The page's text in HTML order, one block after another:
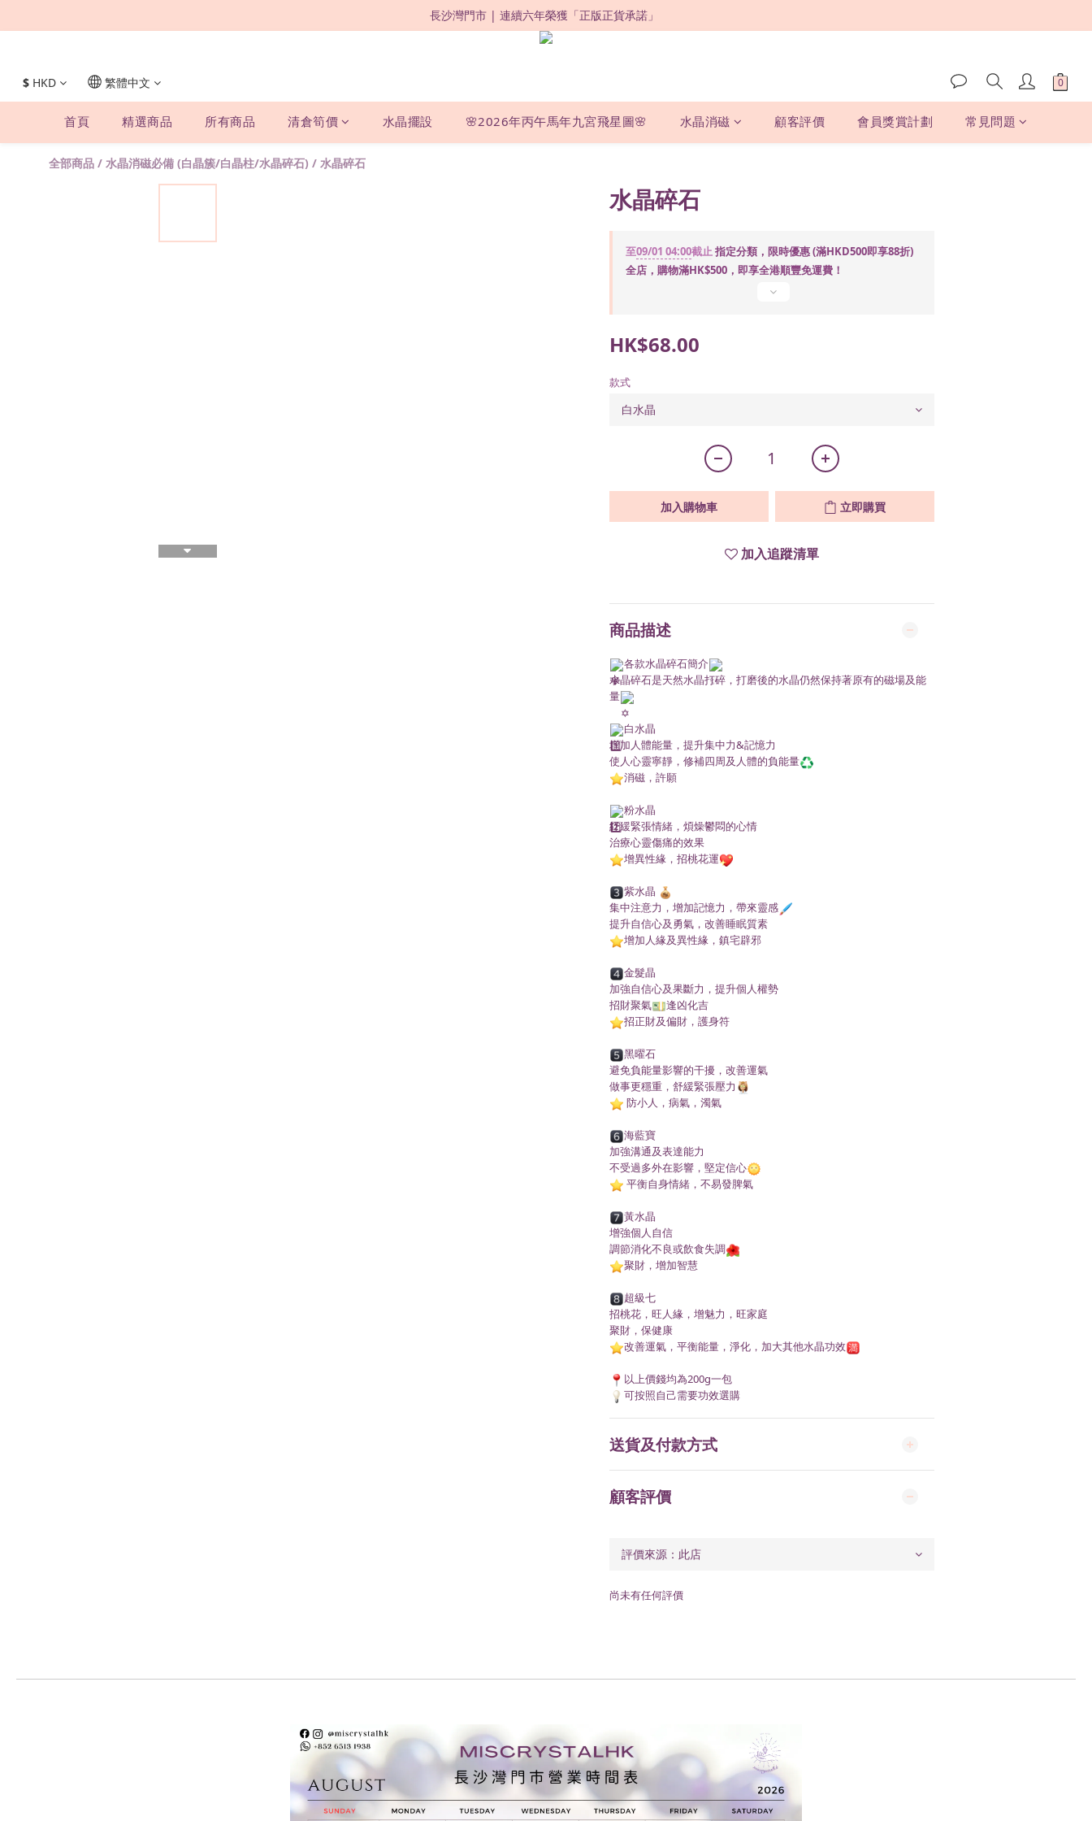
限時優惠：購買滿 HKD500，即享 88 折 !
限時優惠：購買滿 HKD500，即享 88 折 !
▸購買滿HKD500，即享全港免運費 | 全球直送✈️◂
$ HKD 繁體中文
首頁 精選商品 所有商品 清倉筍價 水晶擺設 🌸2026年丙午馬年九宮飛星圖🌸 水晶消磁 顧客評價 會員獎賞計劃 常見問題
全部商品 / 水晶消磁必備 (白晶簇/白晶柱/水晶碎石) / 水晶碎石
水晶碎石
至09/01 04:00截止指定分類，限時優惠 (滿HKD500即享88折)
全店，購物滿HK$500，即享全港順豐免運費！
HK$68.00
款式
加入購物車 立即購買
加入追蹤清單
商品描述
各款水晶碎石簡介
水晶碎石是天然水晶打碎，打磨後的水晶仍然保持著原有的磁場及能
量
白水晶
增加人體能量，提升集中力&記憶力
使人心靈寧靜，修補四周及人體的負能量
消磁，許願
粉水晶
紓緩緊張情緒，煩燥鬱悶的心情
治療心靈傷痛的效果
增異性緣，招桃花運
紫水晶
集中注意力，增加記憶力，帶來靈感
提升自信心及勇氣，改善睡眠質素
增加人緣及異性緣，鎮宅辟邪
金髮晶
加強自信心及果斷力，提升個人權勢
招財聚氣
逢凶化吉
招正財及偏財，護身符
黑曜石
避免負能量影響的干擾，改善運氣
做事更穩重，舒緩緊張壓力
防小人，病氣，濁氣
海藍寶
加強溝通及表達能力
不受過多外在影響，堅定信心
平衡自身情緒，不易發脾氣
黃水晶
增強個人自信
調節消化不良或飲食失調
聚財，增加智慧
超級七
招桃花，旺人緣，增魅力，旺家庭
聚財，保健康
改善運氣，平衡能量，淨化，加大其他水晶功效
以上價錢均為200g一包
可按照自己需要功效選購
送貨及付款方式
顧客評價
尚未有任何評價